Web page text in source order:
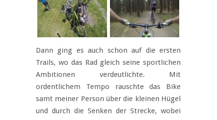
Dann ging es auch schon auf die ersten
Trails, wo das Rad gleich seine sportlichen
Ambitionen verdeutlichte. Mit
ordentlichem Tempo rauschte das Bike
samt meiner Person über die kleinen Hügel
und durch die Senken der Strecke, wobei